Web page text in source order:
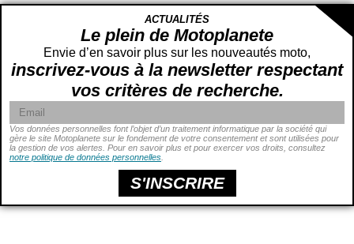
Cylindrée
cc
Puissance
ch -
Prix
cm -
ACTUALITÉS
Le plein de Motoplanete
Envie d’en savoir plus sur les nouveautés moto,
inscrivez-vous à la newsletter respectant
vos critères de recherche.
Vos données personnelles font l’objet d’un traitement informatique par la société qui
gère le site Motoplanete sur le fondement de votre consentement et sont utilisées pour
la gestion de vos alertes. Pour en savoir plus et pour exercer vos droits, consultez
notre politique de données personnelles
S'INSCRIRE